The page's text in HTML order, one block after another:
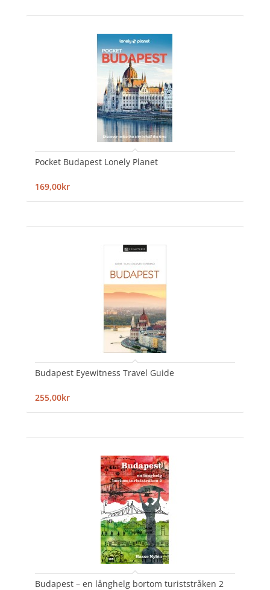
Pocket Budapest Lonely Planet
169,00kr
Budapest Eyewitness Travel Guide
255,00kr
Budapest – en långhelg bortom turiststråken 2